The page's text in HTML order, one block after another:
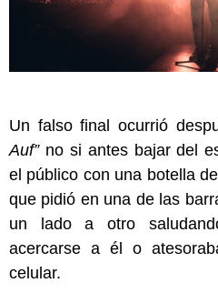
Un falso final ocurrió
Auf”no si antes bajar del
el público con una botella
que pidió en una de las
un lado a otro
acercarse a él o
celular.